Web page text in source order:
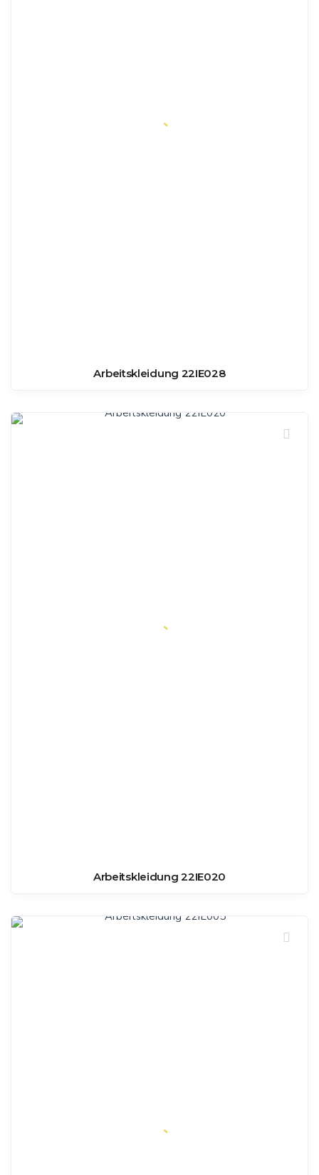
Arbeitskleidung 22IE028
Arbeitskleidung 22IE020